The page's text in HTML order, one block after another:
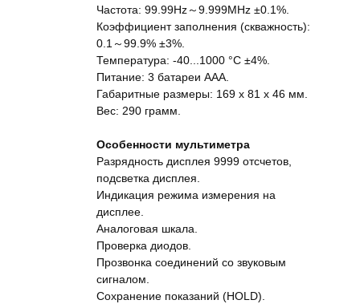
Частота: 99.99Hz～9.999MHz ±0.1%.
Коэффициент заполнения (скважность):
0.1～99.9% ±3%.
Температура: -40...1000 °C ±4%.
Питание: 3 батареи ААА.
Габаритные размеры: 169 x 81 x 46 мм.
Вес: 290 грамм.
Особенности мультиметра
Разрядность дисплея 9999 отсчетов,
подсветка дисплея.
Индикация режима измерения на
дисплее.
Аналоговая шкала.
Проверка диодов.
Прозвонка соединений со звуковым
сигналом.
Сохранение показаний (HOLD).